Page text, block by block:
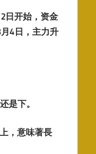
2日开始， 资金
4日，主力升
是下。
上，意味著長